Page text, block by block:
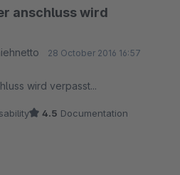
anschluss wird
28 October 2016 16:57
wird verpasst...
4.5 Documentation